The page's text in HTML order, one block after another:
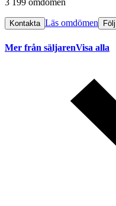
3 199 omdömen
Kontakta Läs omdömen Följ
Mer från säljarenVisa alla